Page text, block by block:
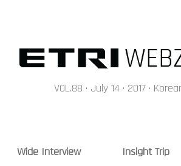
VOL.88 · July 14 · 2017 ·
Wide Interview Insight Trip